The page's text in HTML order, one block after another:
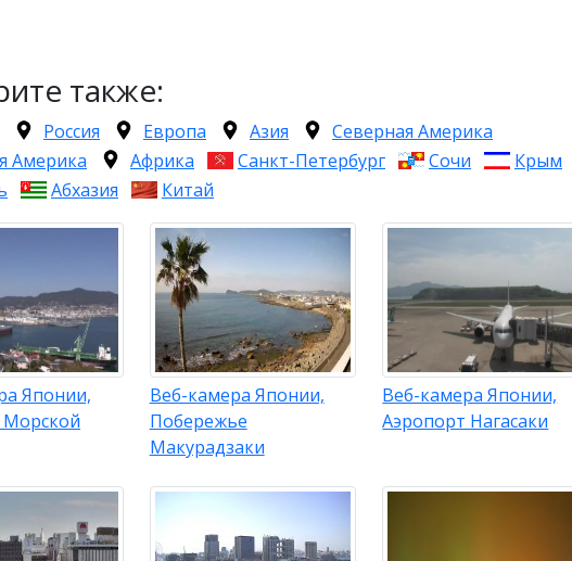
также:
Россия Европа Азия
Северная Америка
Америка
Африка Санкт-Петербург Сочи
Крым
Абхазия Китай
Японии,
Морской
Веб-камера Японии,
Побережье
Макурадзаки
Веб-камера Японии,
Аэропорт Нагасаки